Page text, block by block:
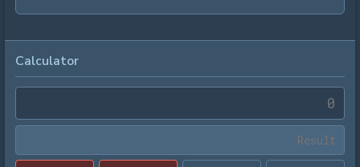
Calculator